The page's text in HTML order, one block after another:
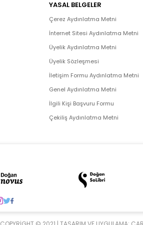
YASAL BELGELER
Çerez Aydınlatma Metni
İnternet Sitesi Aydınlatma Metni
Üyelik Aydınlatma Metni
Üyelik Sözleşmesi
İletişim Formu Aydınlatma Metni
Genel Aydınlatma Metni
İlgili Kişi Başvuru Formu
Çekiliş Aydınlatma Metni